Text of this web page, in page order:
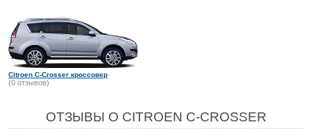
Citroen C-Crosser кроссовер
(0 отзывов)
ОТЗЫВЫ О CITROEN C-CROSSER